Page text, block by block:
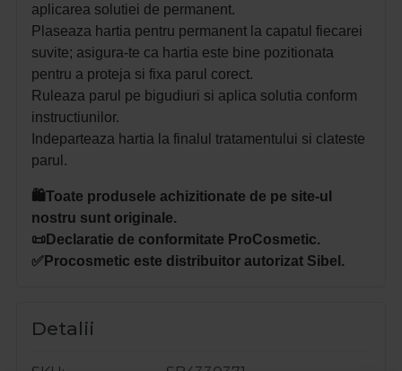
aplicarea solutiei de permanent.
Plaseaza hartia pentru permanent la capatul fiecarei
suvite; asigura-te ca hartia este bine pozitionata
pentru a proteja si fixa parul corect.
Ruleaza parul pe bigudiuri si aplica solutia conform
instructiunilor.
Indeparteaza hartia la finalul tratamentului si clateste
parul.
🛍️Toate produsele achizitionate de pe site-ul
nostru sunt originale.
📜Declaratie de conformitate ProCosmetic.
✅Procosmetic este distribuitor autorizat Sibel.
Detalii